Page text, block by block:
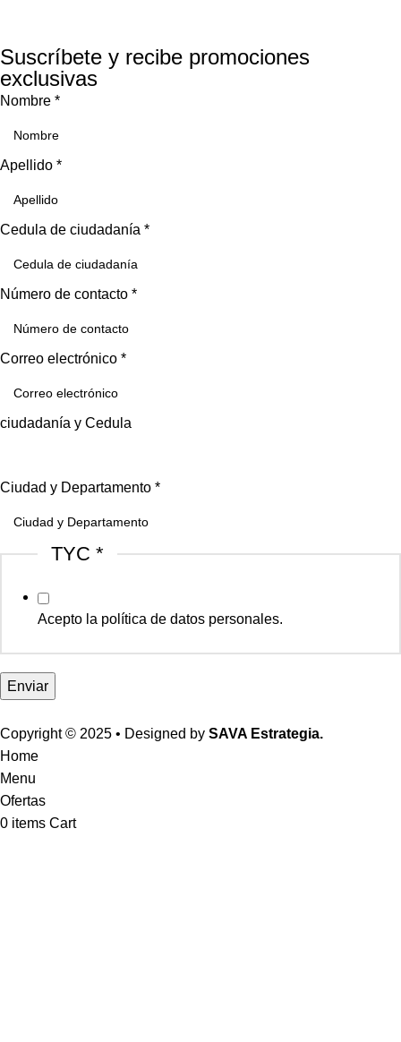
Suscríbete y recibe promociones
exclusivas
Nombre *
Apellido *
Cedula de ciudadanía *
Número de contacto *
Correo electrónico *
ciudadanía y Cedula
Ciudad y Departamento *
TYC *
Acepto la política de datos personales.
Enviar
Copyright © 2025 • Designed by SAVA Estrategia.
Home
Menu
Ofertas
0 items Cart